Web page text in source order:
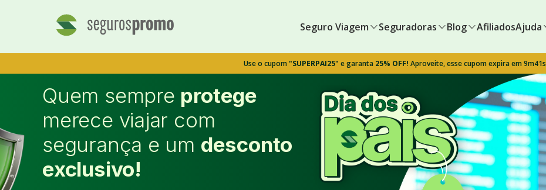
Seguro Viagem Seguradoras Blog AfiliadosAjuda
Use o cupom"SUPERPAI25" e garanta 25% OFF! Aproveite, esse cupom expira em 9m40s
Quem sempre protege
merece viajar com
segurança e um desconto
exclusivo!